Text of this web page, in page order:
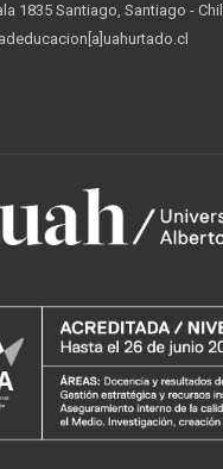
1835 Santiago, Santiago -